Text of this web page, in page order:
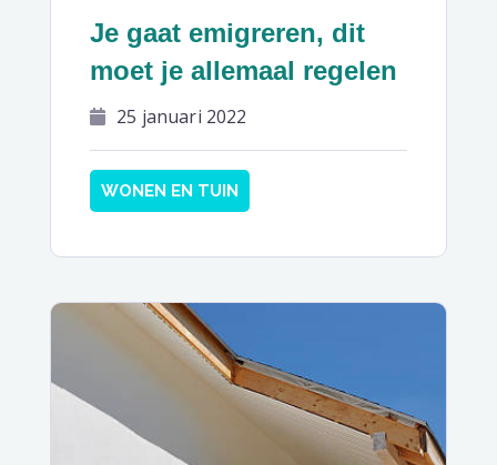
Je gaat emigreren, dit
moet je allemaal regelen
25 januari 2022
WONEN EN TUIN